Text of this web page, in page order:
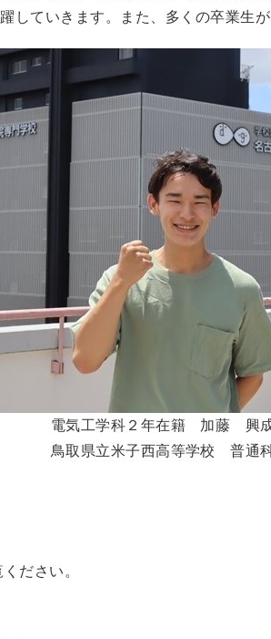
ていきます。また、多くの卒業生
電気工学科２年在籍 加藤 興
鳥取県立米子西高等学校 普通
ださい。